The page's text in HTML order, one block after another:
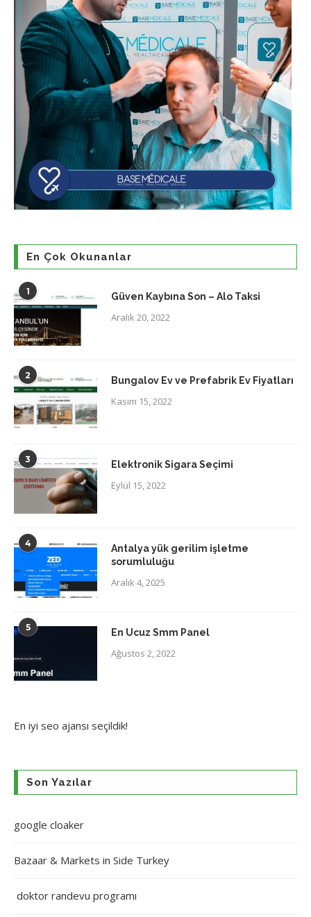
En Çok Okunanlar
1 Güven Kaybına Son – Alo Taksi
Aralık 20, 2022
2 Bungalov Ev ve Prefabrik Ev Fiyatları
Kasım 15, 2022
3 Elektronik Sigara Seçimi
Eylül 15, 2022
4
Antalya yük gerilim işletme
sorumluluğu
Aralık 4, 2025
5 En Ucuz Smm Panel
Ağustos 2, 2022
En iyi seo ajansı seçildik!
Son Yazılar
google cloaker
Bazaar & Markets in Side Turkey
doktor randevu programı